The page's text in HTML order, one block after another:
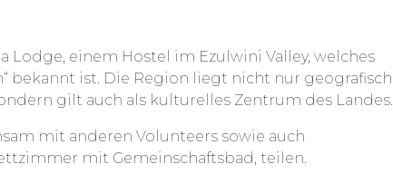
Lodge, einem Hostel im Ezulwini Valley, welches
bekannt ist. Die Region liegt nicht nur geografisch
gilt auch als kulturelles Zentrum des Landes.
mit anderen Volunteers sowie auch
mit Gemeinschaftsbad, teilen.